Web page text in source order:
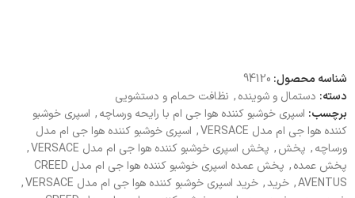
شناسه محصول: 94120
دسته: دستمال و شوینده, نظافت حمام و دستشویی
برچسب: اسپری خوشبو کننده هوا جی ام با رایحه ورساچه, اسپری خوشبو
کننده هوا جی ام مدل VERSACE
, اسپری خوشبو کننده هوا جی ام مدل
ورساچه, پخش, پخش اسپری خوشبو کننده هوا جی ام مدل VERSACE
,
پخش عمده,
پخش عمده اسپری خوشبو کننده هوا جی ام مدل CREED
AVENTUS
, خرید, خرید اسپری خوشبو کننده هوا جی ام مدل VERSACE
,